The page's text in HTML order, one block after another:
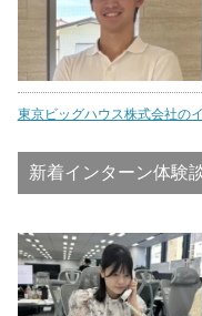
東京ビッグハウス株式会社の
新着インターン体験